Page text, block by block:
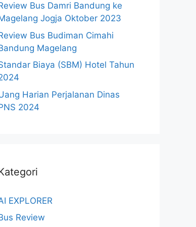
Bus Damri Bandung ke
Jogja Oktober 2023
Bus Budiman Cimahi
Magelang
Biaya (SBM) Hotel Tahun
Harian Perjalanan Dinas
2024
EXPLORER
Review